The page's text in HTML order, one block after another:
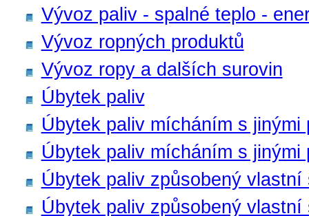
Vývoz paliv - spalné teplo -
Vývoz ropných produktů
Vývoz ropy a dalších surovin
Úbytek paliv
Úbytek paliv mícháním s jinými
Úbytek paliv mícháním s
Úbytek paliv způsobený
Úbytek paliv způsobený